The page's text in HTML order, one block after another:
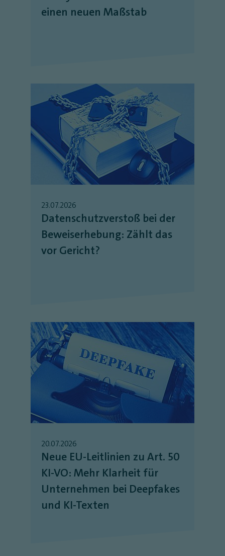
einen neuen Maßstab
23.07.2026
Datenschutzverstoß bei der
Beweiserhebung: Zählt das
vor Gericht?
20.07.2026
Neue EU-Leitlinien zu Art. 50
KI-VO: Mehr Klarheit für
Unternehmen bei Deepfakes
und KI-Texten